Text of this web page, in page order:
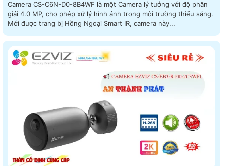
Camera CS-C6N-D0-8B4WF là một Camera lý tưởng với độ phân
giải 4.0 MP, cho phép xử lý hình ảnh trong môi trường thiếu sáng.
Mới được trang bị Hồng Ngoại Smart IR, camera này...